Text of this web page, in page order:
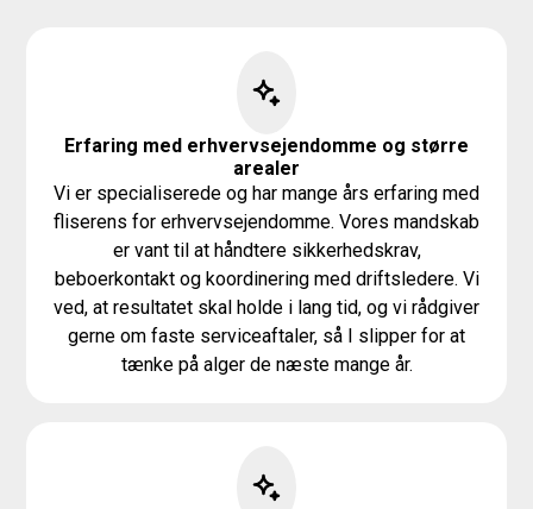
Erfaring med erhvervsejendomme og større
arealer
Vi er specialiserede og har mange års erfaring med
fliserens for erhvervsejendomme. Vores mandskab
er vant til at håndtere sikkerhedskrav,
beboerkontakt og koordinering med driftsledere. Vi
ved, at resultatet skal holde i lang tid, og vi rådgiver
gerne om faste serviceaftaler, så I slipper for at
tænke på alger de næste mange år.